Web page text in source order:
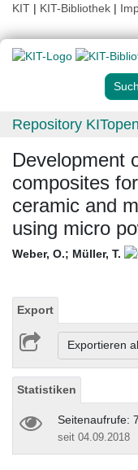
KIT | KIT-Bibliothek |
Repository KITopen
Development
composites
ceramic and
using micro
Weber, O.; Müller, T.
Export
Exportieren
Statistiken
Seitenaufrufe:
seit 04.09.2018